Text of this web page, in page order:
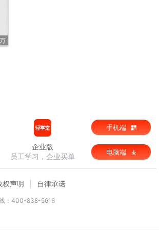
企业版
员工学习，企业买单
手机端
电脑端
权声明 自律承诺
：400-838-5616